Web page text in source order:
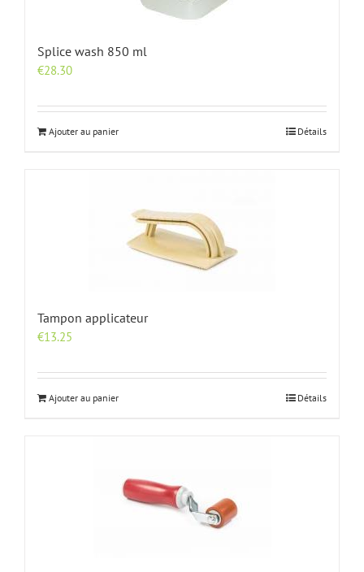
Splice wash 850 ml
€28.30
Ajouter au panier Détails
Tampon applicateur
€13.25
Ajouter au panier Détails